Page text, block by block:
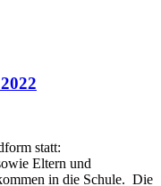
statt:
Eltern und
in die Schule. Die